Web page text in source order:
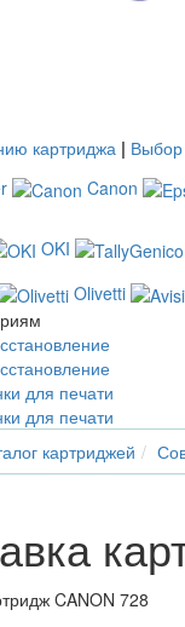
картриджа | Выбор
Canon
OKI
Olivetti
для печати
картриджей